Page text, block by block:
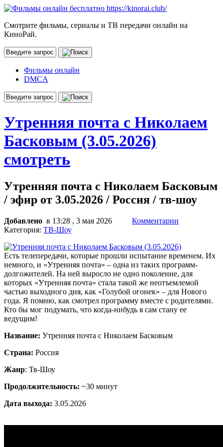
Смотрите фильмы, сериалы и ТВ передачи онлайн на
КиноРай.
Фильмы онлайн
DMCA
Утренняя почта с Николаем
Басковым (3.05.2026)
смотреть
Утренняя почта с Николаем Басковым
/ эфир от 3.05.2026 / Россия / тв-шоу
Добавлено в 13:28 , 3 мая 2026
Комментарии
Категория: ТВ-Шоу
Есть телепередачи, которые прошли испытание временем. Их
немного, и «Утренняя почта» – одна из таких программ-
долгожителей. На ней выросло не одно поколение, для
которых «Утренняя почта» стала такой же неотъемлемой
частью выходного дня, как «Голубой огонек» – для Нового
года. Я помню, как смотрел программу вместе с родителями.
Кто бы мог подумать, что когда-нибудь я сам стану ее
ведущим!
Название: Утренняя почта с Николаем Басковым
Страна: Россия
Жанр: Тв-Шоу
Продолжительность: ~30 минут
Дата выхода: 3.05.2026